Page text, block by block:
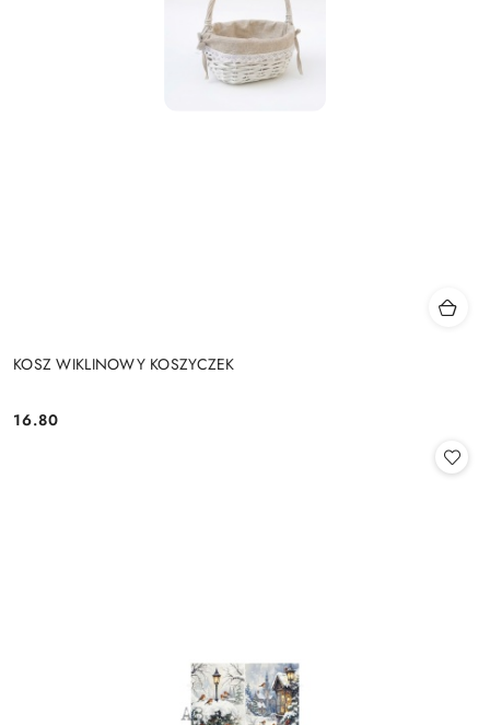
KOSZ WIKLINOWY KOSZYCZEK
Cena:
16.80